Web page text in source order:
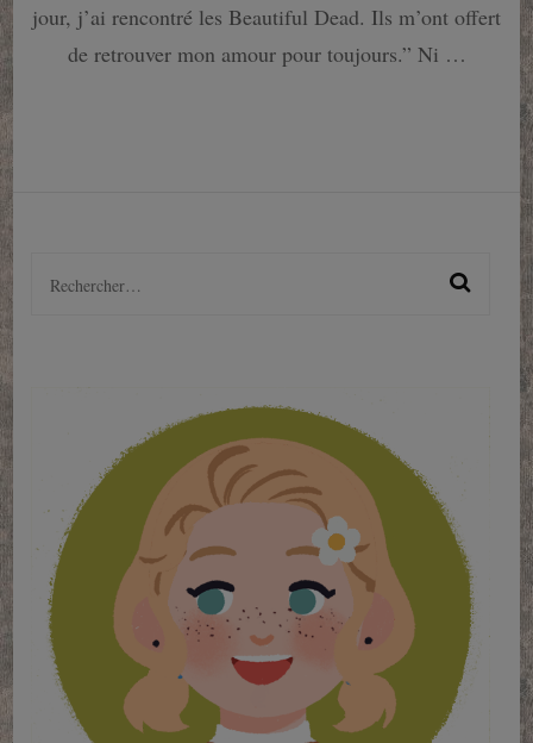
jour, j’ai rencontré les Beautiful Dead. Ils m’ont offert
de retrouver mon amour pour toujours.” Ni …
Rechercher :